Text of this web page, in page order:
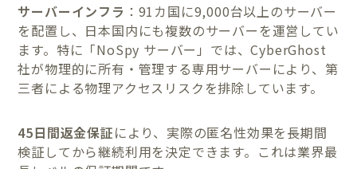
サーバーインフラ ：91カ国に9,000台以上のサーバー
を配置し、日本国内にも複数のサーバーを運営してい
ます。特に「NoSpy サーバー」では、CyberGhost
社が物理的に所有・管理する専用サーバーにより、第
三者による物理アクセスリスクを排除しています。
45日間返金保証により、実際の匿名性効果を長期間
検証してから継続利用を決定できます。これは業界最